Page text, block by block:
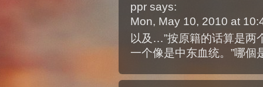
ppr says:
Mon, May 10, 2010 at
以及…”按原籍的话算是两
一个像是中东血统。”哪